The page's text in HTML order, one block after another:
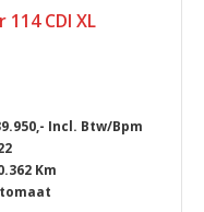
CDI XL
Incl. Btw/Bpm
Km